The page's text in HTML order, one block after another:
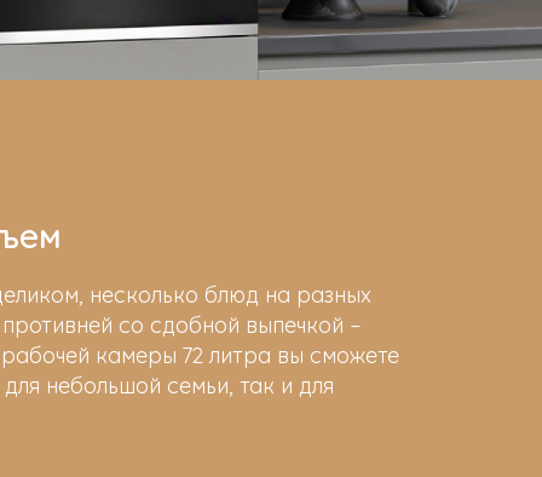
несколько блюд на разных
со сдобной выпечкой –
камеры 72 литра вы сможете
небольшой семьи, так и для